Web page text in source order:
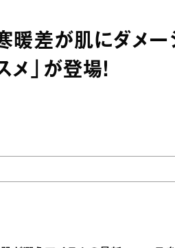
暖差が肌にダメ
メ」が登場！